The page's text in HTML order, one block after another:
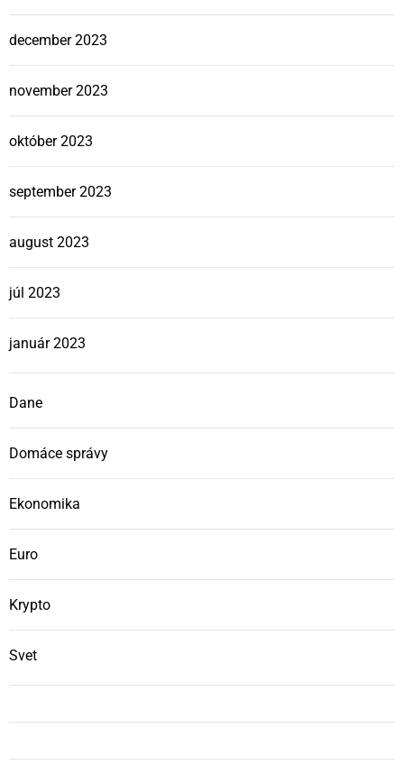
december 2023
november 2023
október 2023
september 2023
august 2023
júl 2023
január 2023
Dane
Domáce správy
Ekonomika
Euro
Krypto
Svet